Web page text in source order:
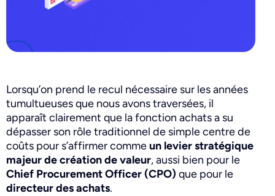
Lorsqu’on prend le recul nécessaire sur les années
tumultueuses que nous avons traversées, il
apparaît clairement que la fonction achats a su
dépasser son rôle traditionnel de simple centre de
coûts pour s’affirmer commeun levier stratégique
majeur de création de valeur, aussi bien pour le
Chief Procurement Officer (CPO) que pour le
directeur des achats.